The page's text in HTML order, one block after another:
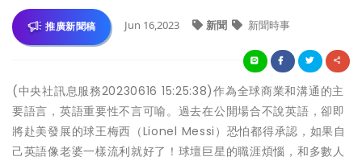
推廣新聞稿 Jun 16,2023 新聞 新聞時事
(中央社訊息服務20230616 15:25:38)作為全球商業和溝通的主
要語言，英語重要性不言可喻。過去在公開場合不說英語，卻即
將赴美發展的球王梅西（Lionel Messi）恐怕都得承認，如果自
己英語像老婆一樣流利就好了！球壇巨星的職涯煩惱，和多數人